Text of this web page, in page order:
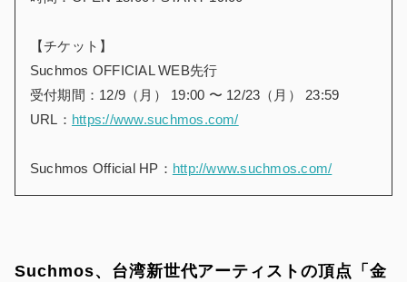
【チケット】
Suchmos OFFICIAL WEB先行
受付期間：12/9（月） 19:00 〜 12/23（月） 23:59
URL： https://www.suchmos.com/
Suchmos Official HP： http://www.suchmos.com/
Suchmos、台湾新世代アーティストの頂点「金